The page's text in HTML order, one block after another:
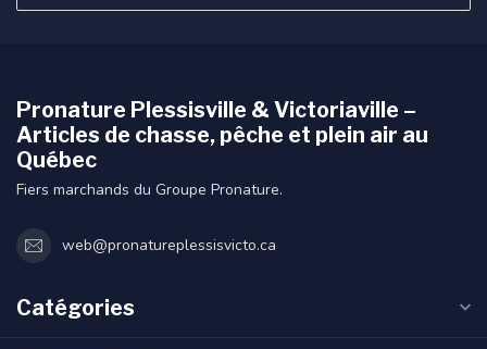
Pronature Plessisville & Victoriaville –
Articles de chasse, pêche et plein air au
Québec
Fiers marchands du Groupe Pronature.
web@pronatureplessisvicto.ca
Catégories